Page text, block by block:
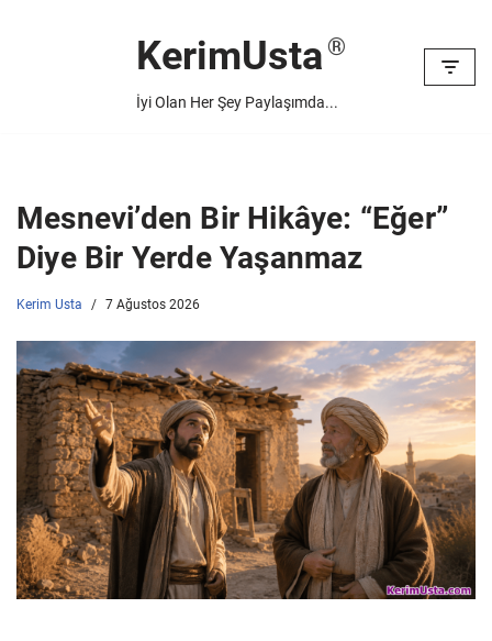
KerimUsta
İyi Olan Her Şey Paylaşımda...
Mesnevi’den Bir Hikâye: “Eğer”
Diye Bir Yerde Yaşanmaz
Kerim Usta 7 Ağustos 2026